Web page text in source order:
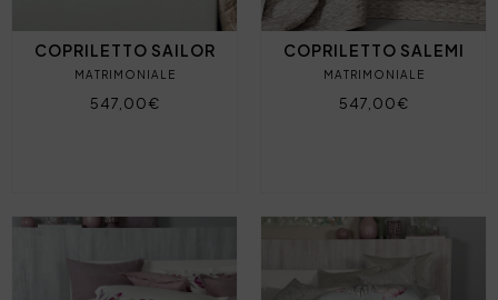
COPRILETTO SAILOR
MATRIMONIALE
547,00€
COPRILETTO SALEMI
MATRIMONIALE
547,00€